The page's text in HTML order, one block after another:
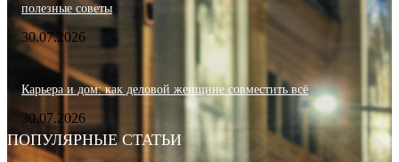
полезные советы
30.07.2026
Карьера и дом: как деловой женщине совместить всё
30.07.2026
ПОПУЛЯРНЫЕ СТАТЬИ